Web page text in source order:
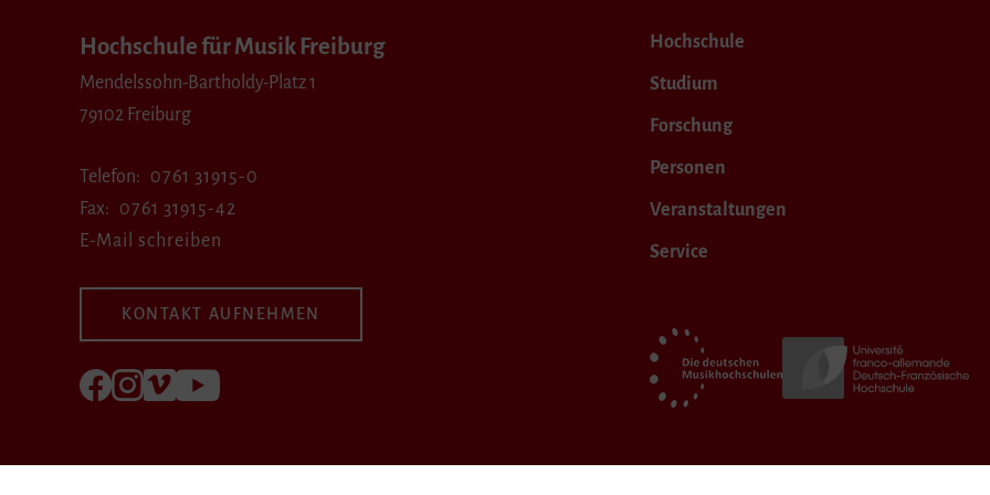
Hochschule für Musik Freiburg
Mendelssohn-Bartholdy-Platz 1
79102 Freiburg
Telefon
0761 31915-0
Fax
0761 31915-42
E-Mail schreiben
KONTAKT AUFNEHMEN
Folgen Sie uns auf Facebook
Folgen Sie uns auf Instagram
Besuchen Sie uns bei Vimeo
Hochschule
Studium
Forschung
Personen
Veranstaltungen
Service